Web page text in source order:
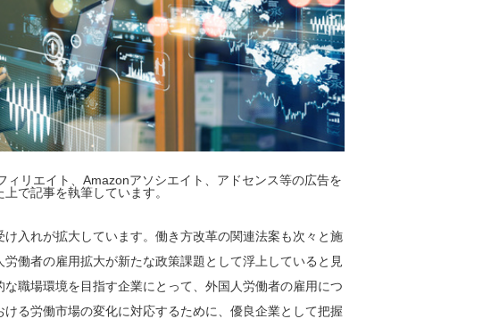
リエイト、Amazonアソシエイト、アドセンス等の広告を
で記事を執筆しています。
入れが拡大しています。働き方改革の関連法案も次々と施
働者の雇用拡大が新たな政策課題として浮上していると見
職場環境を目指す企業にとって、外国人労働者の雇用につ
る労働市場の変化に対応するために、優良企業として把握